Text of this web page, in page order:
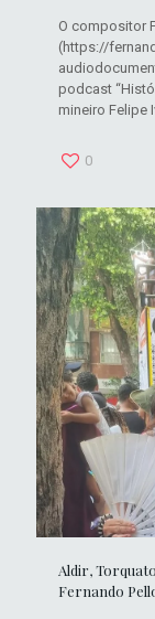
O compositor
(https://
podcast
mineiro Felipe
0
Aldir,
Fernando